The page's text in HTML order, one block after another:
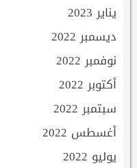
يناير 2023
ديسمبر 2022
نوفمبر 2022
أكتوبر 2022
سبتمبر 2022
أغسطس 2022
يوليو 2022